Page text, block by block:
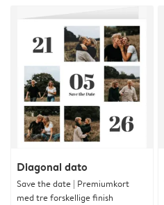
Diagonal dato
Save the date | Premiumkort
med tre forskellige finish